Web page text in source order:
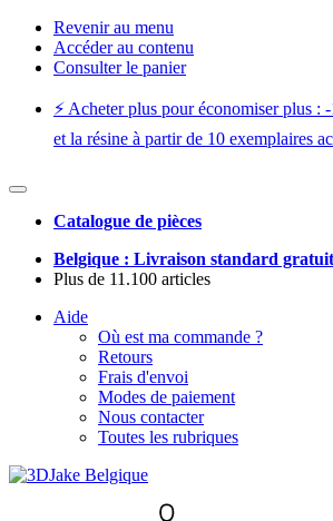
Revenir au menu
Accéder au contenu
Consulter le panier
⚡️ Acheter plus pour économiser plus :
et la résine à partir de 10 exemplaires
Catalogue de pièces
Belgique : Livraison standard
Plus de 11.100 articles
Aide
Où est ma commande ?
Retours
Frais d'envoi
Modes de paiement
Nous contacter
Toutes les rubriques